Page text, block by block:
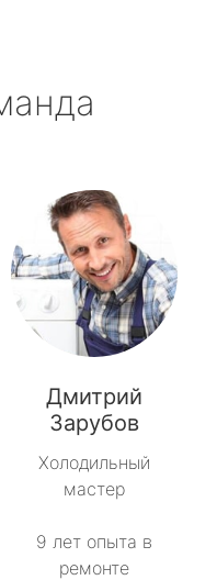
Дмитрий
Зарубов
Холодильный
мастер
9 лет опыта в
ремонте